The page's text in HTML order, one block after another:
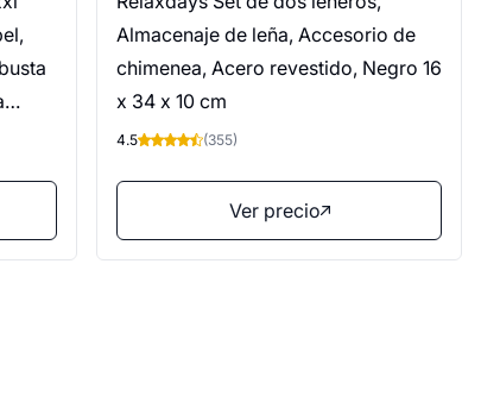
Almacenaje de leña, Accesorio de
chimenea, Acero revestido, Negro 16
x 34 x 10 cm
4.5 (355)
Ver precio